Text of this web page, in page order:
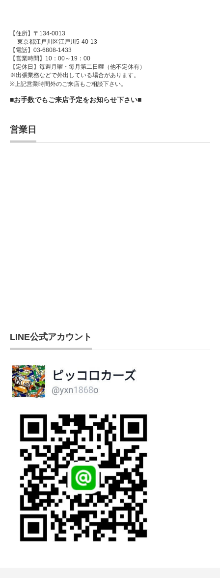
【住所】〒134-0013
東京都江戸川区江戸川5-40-13
【電話】03-6808-1433
【営業時間】10：00～19：00
【定休日】毎週月曜・毎月第二日曜（他不定休有）
※出張業務などで外出している場合があります。
※上記営業時間外のご来店もご相談下さい。
■お手数でもご来店予定をお知らせ下さい■
営業日
LINE公式アカウント